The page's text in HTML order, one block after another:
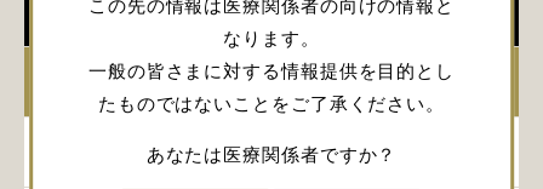
この先の情報は医療関係者の向けの情報と
なります。
一般の皆さまに対する情報提供を目的とし
たものではないことをご了承ください。
あなたは医療関係者ですか？
学会開催情報